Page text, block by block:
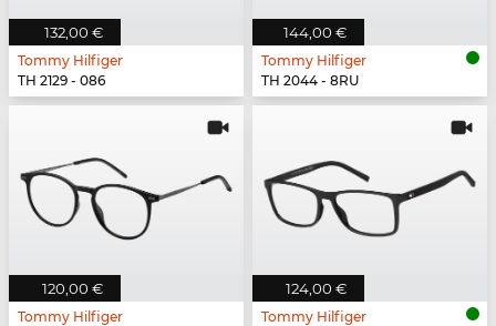
132,00 €
Tommy Hilfiger
TH 2129 - 086
144,00 €
Tommy Hilfiger
TH 2044 - 8RU
120,00 €
Tommy Hilfiger
124,00 €
Tommy Hilfiger